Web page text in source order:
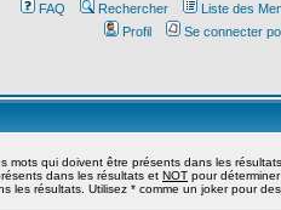
FAQ Rechercher
Liste des
Profil
Se connecter
mots qui doivent être présents dans les
dans les résultats et NOT pour
les résultats. Utilisez * comme un joker pour des